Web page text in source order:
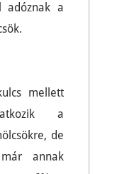
adóznak a
mellett
a
de
annak